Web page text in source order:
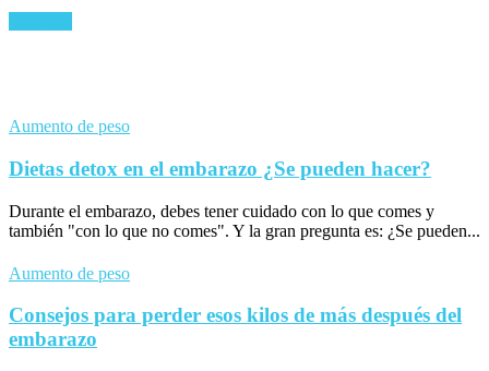
Aumento de peso
Dietas detox en el embarazo ¿Se pueden hacer?
Durante el embarazo, debes tener cuidado con lo que comes y
también "con lo que no comes". Y la gran pregunta es: ¿Se pueden...
Aumento de peso
Consejos para perder esos kilos de más después del
embarazo